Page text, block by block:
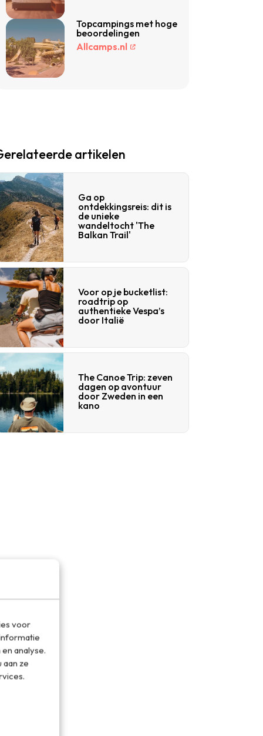
voor
analyse.
ze
Topcampings met hoge
beoordelingen
Allcamps.nl
artikelen
Ga op
ontdekkingsreis: dit is
de unieke
wandeltocht 'The
Balkan Trail'
Voor op je bucketlist:
roadtrip op
authentieke Vespa’s
door Italië
The Canoe Trip: zeven
dagen op avontuur
door Zweden in een
kano